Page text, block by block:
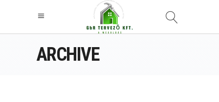
ARCHIVE